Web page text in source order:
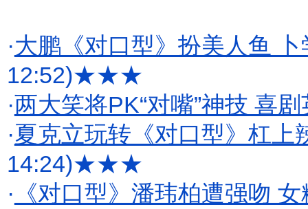
·大鹏《对口型》扮美人鱼
12:52)★★★
·两大笑将PK“对嘴”神技 喜
·夏克立玩转《对口型》杠上
14:24)★★★
· 《对口型》潘玮柏遭强吻